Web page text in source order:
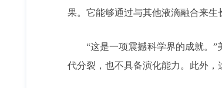
果。它能够通过与其他液滴融合来生
“这是一项震撼科学界的成就。
代分裂，也不具备演化能力。此外，